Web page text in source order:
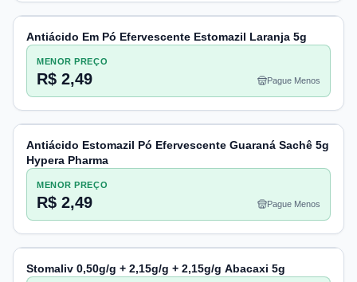
Antiácido Em Pó Efervescente Estomazil Laranja 5g
MENOR PREÇO
R$ 2,49 Pague Menos
Antiácido Estomazil Pó Efervescente Guaraná Sachê 5g
Hypera Pharma
MENOR PREÇO
R$ 2,49 Pague Menos
Stomaliv 0,50g/g + 2,15g/g + 2,15g/g Abacaxi 5g